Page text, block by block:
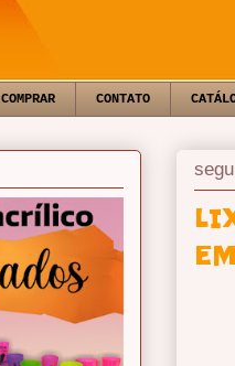
COMPRAR CONTATO